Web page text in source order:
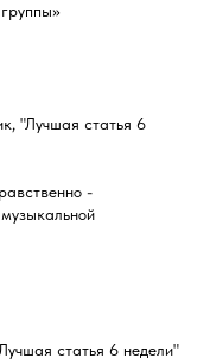
"Лучшая статья 6
-
статья 6 недели"